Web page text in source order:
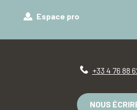
Espace pro
+33 4 76 88
NOUS